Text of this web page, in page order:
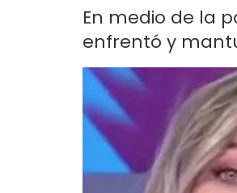
En medio de la
enfrentó y